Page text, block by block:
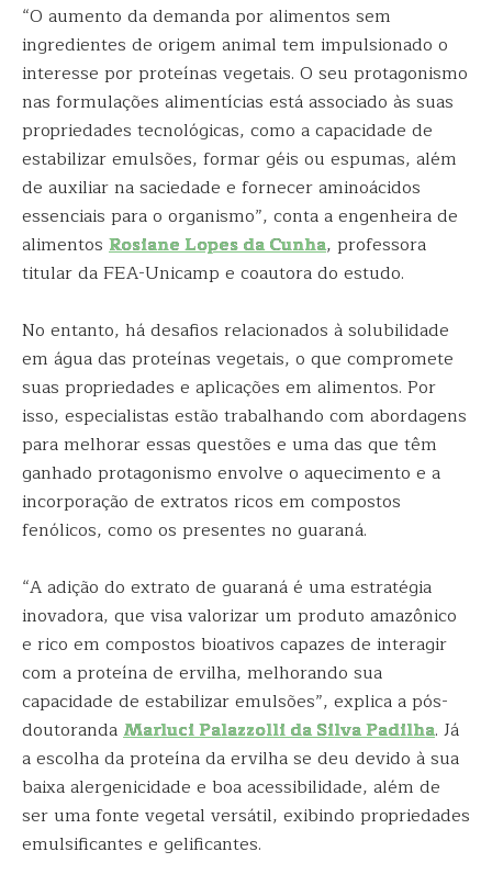
“O aumento da demanda por alimentos sem
ingredientes de origem animal tem impulsionado o
interesse por proteínas vegetais. O seu protagonismo
nas formulações alimentícias está associado às suas
propriedades tecnológicas, como a capacidade de
estabilizar emulsões, formar géis ou espumas, além
de auxiliar na saciedade e fornecer aminoácidos
essenciais para o organismo”, conta a engenheira de
alimentos Rosiane Lopes da Cunha, professora
titular da FEA-Unicamp e coautora do estudo.
No entanto, há desafios relacionados à solubilidade
em água das proteínas vegetais, o que compromete
suas propriedades e aplicações em alimentos. Por
isso, especialistas estão trabalhando com abordagens
para melhorar essas questões e uma das que têm
ganhado protagonismo envolve o aquecimento e a
incorporação de extratos ricos em compostos
fenólicos, como os presentes no guaraná.
“A adição do extrato de guaraná é uma estratégia
inovadora, que visa valorizar um produto amazônico
e rico em compostos bioativos capazes de interagir
com a proteína de ervilha, melhorando sua
capacidade de estabilizar emulsões”, explica a pós-
doutorandaMarluci Palazzolli da Silva Padilha. Já
a escolha da proteína da ervilha se deu devido à sua
baixa alergenicidade e boa acessibilidade, além de
ser uma fonte vegetal versátil, exibindo propriedades
emulsificantes e gelificantes.